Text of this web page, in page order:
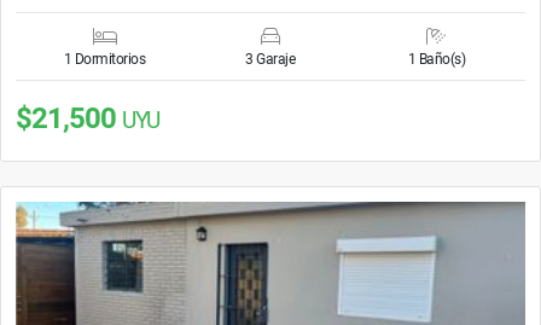
1 Dormitorios 3 Garaje 1 Baño(s)
$21,500 UYU